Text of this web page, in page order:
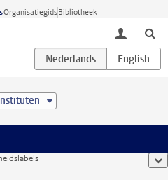
OrganisatiegidsBibliotheek
toggle